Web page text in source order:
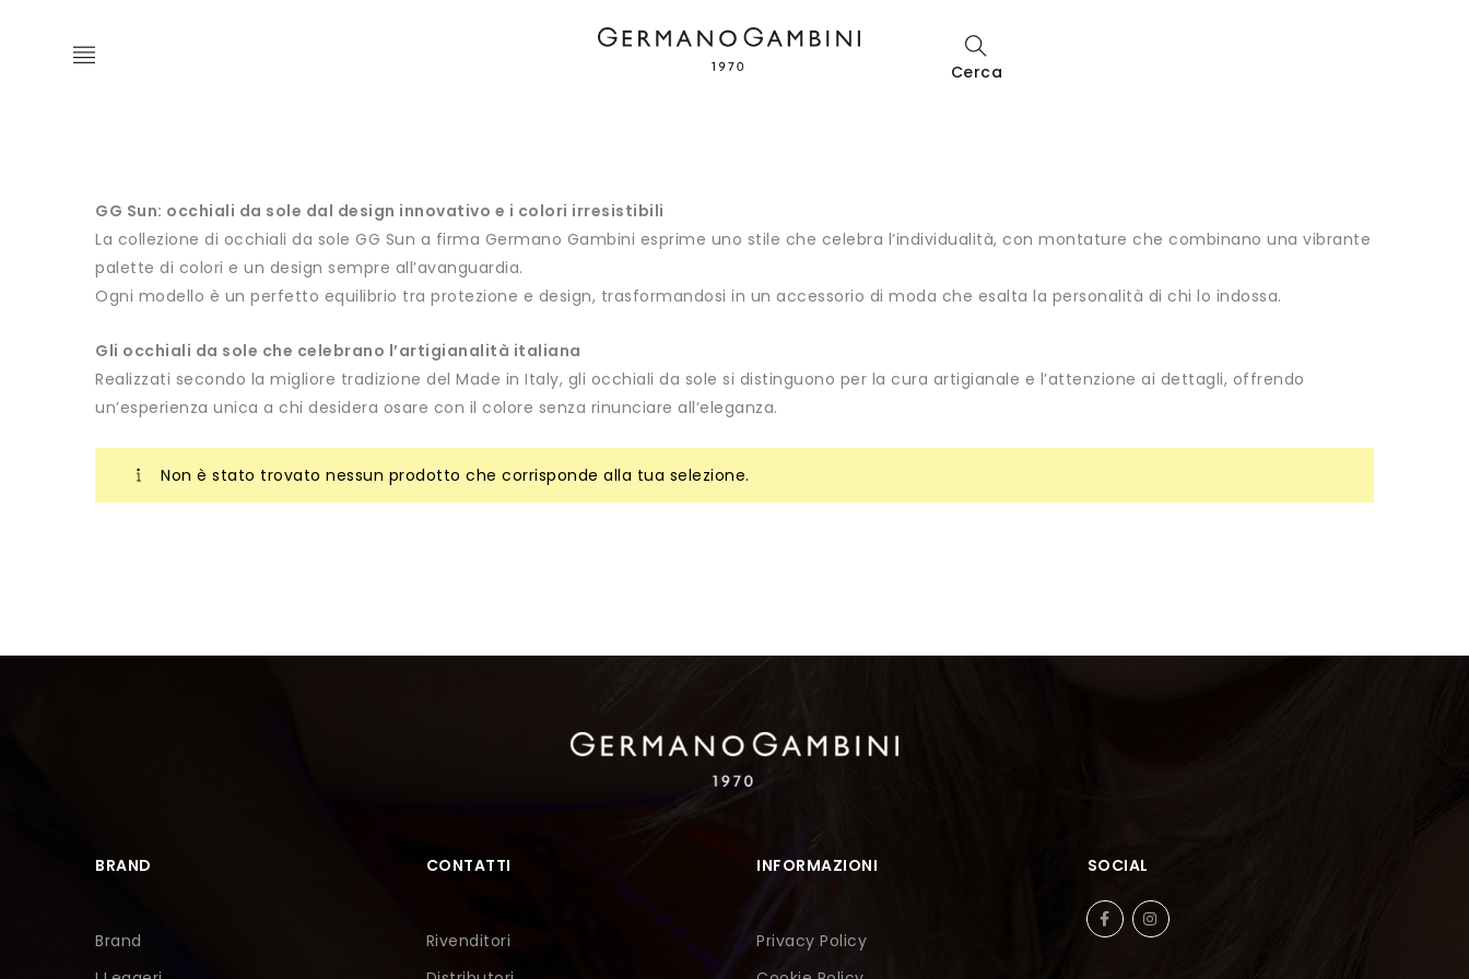
Cerca
GG Sun: occhiali da sole dal design innovativo e i colori irresistibili
La collezione di occhiali da sole GG Sun a firma Germano Gambini esprime uno stile che celebra l’individualità, con montature che combinano una vibrante
palette di colori e un design sempre all’avanguardia.
Ogni modello è un perfetto equilibrio tra protezione e design, trasformandosi in un accessorio di moda che esalta la personalità di chi lo indossa.
Gli occhiali da sole che celebrano l’artigianalità italiana
Realizzati secondo la migliore tradizione del Made in Italy, gli occhiali da sole si distinguono per la cura artigianale e l’attenzione ai dettagli, offrendo
un’esperienza unica a chi desidera osare con il colore senza rinunciare all’eleganza.
Non è stato trovato nessun prodotto che corrisponde alla tua selezione.
BRAND
Brand
CONTATTI
Rivenditori
INFORMAZIONI
Privacy Policy
SOCIAL